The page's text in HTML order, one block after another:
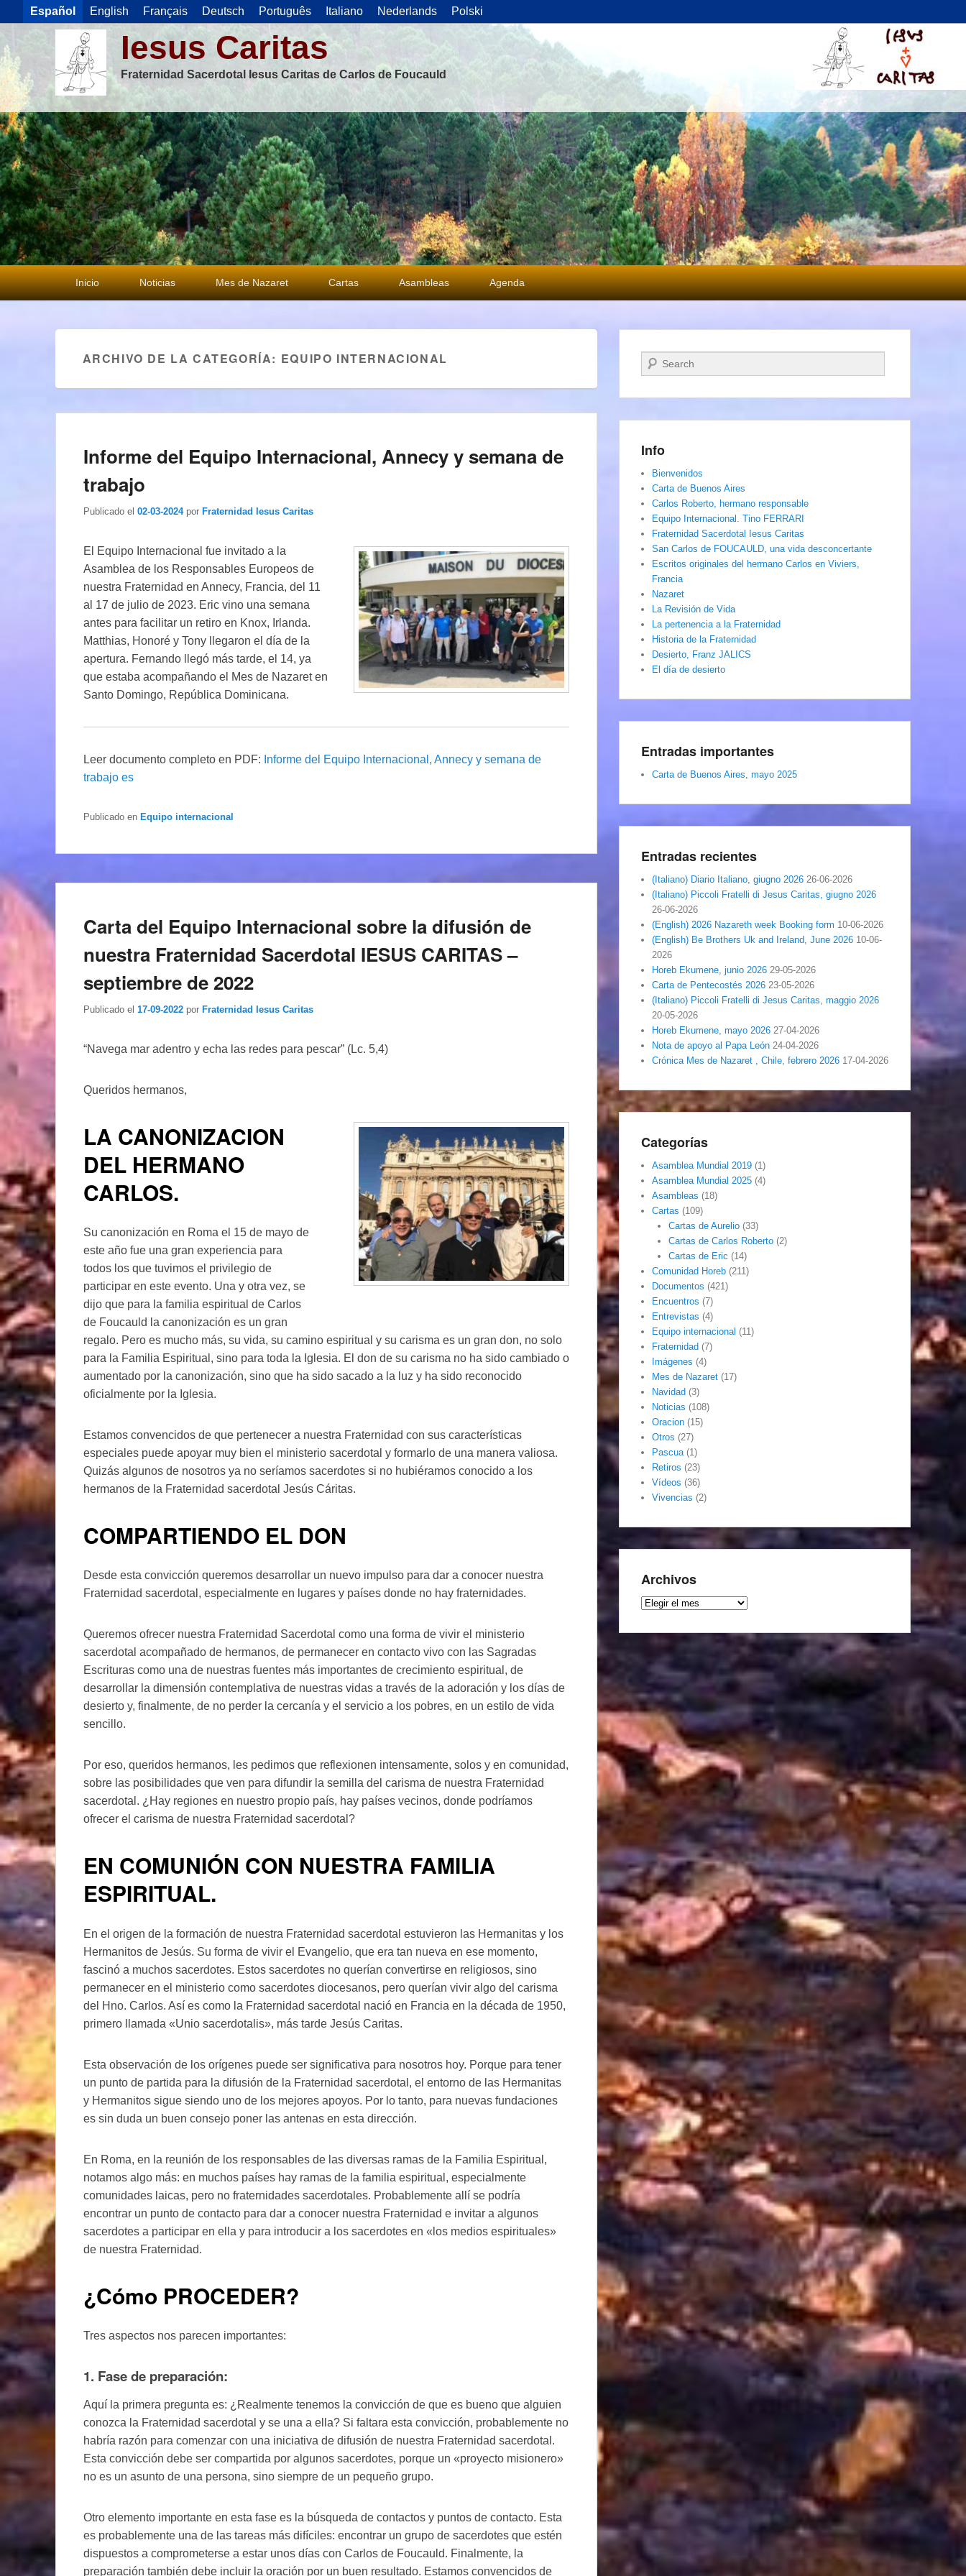
Español English Français Deutsch Português Italiano Nederlands Polski
Iesus Caritas
Fraternidad Sacerdotal Iesus Caritas de Carlos de Foucauld
Menú
principal
Inicio Noticias Mes de Nazaret Cartas Asambleas Agenda
ARCHIVO DE LA CATEGORÍA: EQUIPO INTERNACIONAL
Informe del Equipo Internacional, Annecy y semana de
trabajo
Publicado el 02-03-2024 por Fraternidad Iesus Caritas
El Equipo Internacional fue invitado a la
Asamblea de los Responsables Europeos de
nuestra Fraternidad en Annecy, Francia, del 11
al 17 de julio de 2023. Eric vino una semana
antes para facilitar un retiro en Knox, Irlanda.
Matthias, Honoré y Tony llegaron el día de la
apertura. Fernando llegó más tarde, el 14, ya
que estaba acompañando el Mes de Nazaret en
Santo Domingo, República Dominicana.
Leer documento completo en PDF: Informe del Equipo Internacional, Annecy y semana de
trabajo es
Publicado en Equipo internacional
Carta del Equipo Internacional sobre la difusión de
nuestra Fraternidad Sacerdotal IESUS CARITAS –
septiembre de 2022
Publicado el 17-09-2022 por Fraternidad Iesus Caritas
“Navega mar adentro y echa las redes para pescar” (Lc. 5,4)
Queridos hermanos,
LA CANONIZACION
DEL HERMANO
CARLOS.
Su canonización en Roma el 15 de mayo de
este año fue una gran experiencia para
todos los que tuvimos el privilegio de
participar en este evento. Una y otra vez, se
dijo que para la familia espiritual de Carlos
de Foucauld la canonización es un gran
regalo. Pero es mucho más, su vida, su camino espiritual y su carisma es un gran don, no solo
para la Familia Espiritual, sino para toda la Iglesia. El don de su carisma no ha sido cambiado o
aumentado por la canonización, sino que ha sido sacado a la luz y ha sido reconocido
oficialmente por la Iglesia.
Estamos convencidos de que pertenecer a nuestra Fraternidad con sus características
especiales puede apoyar muy bien el ministerio sacerdotal y formarlo de una manera valiosa.
Quizás algunos de nosotros ya no seríamos sacerdotes si no hubiéramos conocido a los
hermanos de la Fraternidad sacerdotal Jesús Cáritas.
COMPARTIENDO EL DON
Desde esta convicción queremos desarrollar un nuevo impulso para dar a conocer nuestra
Fraternidad sacerdotal, especialmente en lugares y países donde no hay fraternidades.
Queremos ofrecer nuestra Fraternidad Sacerdotal como una forma de vivir el ministerio
sacerdotal acompañado de hermanos, de permanecer en contacto vivo con las Sagradas
Escrituras como una de nuestras fuentes más importantes de crecimiento espiritual, de
desarrollar la dimensión contemplativa de nuestras vidas a través de la adoración y los días de
desierto y, finalmente, de no perder la cercanía y el servicio a los pobres, en un estilo de vida
sencillo.
Por eso, queridos hermanos, les pedimos que reflexionen intensamente, solos y en comunidad,
sobre las posibilidades que ven para difundir la semilla del carisma de nuestra Fraternidad
sacerdotal. ¿Hay regiones en nuestro propio país, hay países vecinos, donde podríamos
ofrecer el carisma de nuestra Fraternidad sacerdotal?
EN COMUNIÓN CON NUESTRA FAMILIA
ESPIRITUAL.
En el origen de la formación de nuestra Fraternidad sacerdotal estuvieron las Hermanitas y los
Hermanitos de Jesús. Su forma de vivir el Evangelio, que era tan nueva en ese momento,
fascinó a muchos sacerdotes. Estos sacerdotes no querían convertirse en religiosos, sino
permanecer en el ministerio como sacerdotes diocesanos, pero querían vivir algo del carisma
del Hno. Carlos. Así es como la Fraternidad sacerdotal nació en Francia en la década de 1950,
primero llamada «Unio sacerdotalis», más tarde Jesús Caritas.
Esta observación de los orígenes puede ser significativa para nosotros hoy. Porque para tener
un punto de partida para la difusión de la Fraternidad sacerdotal, el entorno de las Hermanitas
y Hermanitos sigue siendo uno de los mejores apoyos. Por lo tanto, para nuevas fundaciones
es sin duda un buen consejo poner las antenas en esta dirección.
En Roma, en la reunión de los responsables de las diversas ramas de la Familia Espiritual,
notamos algo más: en muchos países hay ramas de la familia espiritual, especialmente
comunidades laicas, pero no fraternidades sacerdotales. Probablemente allí se podría
encontrar un punto de contacto para dar a conocer nuestra Fraternidad e invitar a algunos
sacerdotes a participar en ella y para introducir a los sacerdotes en «los medios espirituales»
de nuestra Fraternidad.
¿Cómo PROCEDER?
Tres aspectos nos parecen importantes:
1. Fase de preparación:
Aquí la primera pregunta es: ¿Realmente tenemos la convicción de que es bueno que alguien
conozca la Fraternidad sacerdotal y se una a ella? Si faltara esta convicción, probablemente no
habría razón para comenzar con una iniciativa de difusión de nuestra Fraternidad sacerdotal.
Esta convicción debe ser compartida por algunos sacerdotes, porque un «proyecto misionero»
no es un asunto de una persona, sino siempre de un pequeño grupo.
Otro elemento importante en esta fase es la búsqueda de contactos y puntos de contacto. Esta
es probablemente una de las tareas más difíciles: encontrar un grupo de sacerdotes que estén
dispuestos a comprometerse a estar unos días con Carlos de Foucauld. Finalmente, la
preparación también debe incluir la oración por un buen resultado. Estamos convencidos de
Buscar
Info
Bienvenidos
Carta de Buenos Aires
Carlos Roberto, hermano responsable
Equipo Internacional. Tino FERRARI
Fraternidad Sacerdotal Iesus Caritas
San Carlos de FOUCAULD, una vida desconcertante
Escritos originales del hermano Carlos en Viviers,
Francia
Nazaret
La Revisión de Vida
La pertenencia a la Fraternidad
Historia de la Fraternidad
Desierto, Franz JALICS
El día de desierto
Entradas importantes
Carta de Buenos Aires, mayo 2025
Entradas recientes
(Italiano) Diario Italiano, giugno 2026 26-06-2026
(Italiano) Piccoli Fratelli di Jesus Caritas, giugno 2026
26-06-2026
(English) 2026 Nazareth week Booking form 10-06-2026
(English) Be Brothers Uk and Ireland, June 2026 10-06-
2026
Horeb Ekumene, junio 2026 29-05-2026
Carta de Pentecostés 2026 23-05-2026
(Italiano) Piccoli Fratelli di Jesus Caritas, maggio 2026
20-05-2026
Horeb Ekumene, mayo 2026 27-04-2026
Nota de apoyo al Papa León 24-04-2026
Crónica Mes de Nazaret , Chile, febrero 2026 17-04-2026
Categorías
Asamblea Mundial 2019 (1)
Asamblea Mundial 2025 (4)
Asambleas (18)
Cartas (109)
Cartas de Aurelio(33)
Cartas de Carlos Roberto(2)
Cartas de Eric (14)
Comunidad Horeb (211)
Documentos (421)
Encuentros (7)
Entrevistas (4)
Equipo internacional (11)
Fraternidad (7)
Imágenes (4)
Mes de Nazaret (17)
Navidad (3)
Noticias (108)
Oracion (15)
Otros (27)
Pascua(1)
Retiros (23)
Vídeos (36)
Vivencias (2)
Archivos
Archivos